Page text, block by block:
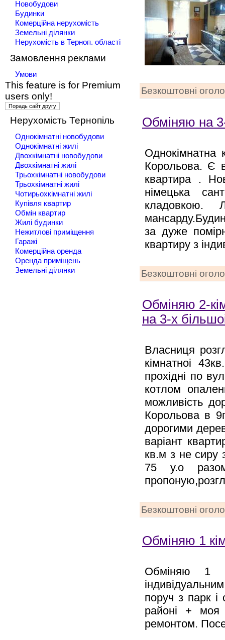
Новобудови
Будинки
Комерційна нерухомість
Земельні ділянки
Нерухомість в Терноп. області
Замовлення реклами
Умови
This feature is for Premium
users only!
Нерухомість Тернопіль
Однокімнатні новобудови
Однокімнатні жилі
Двохкімнатні новобудови
Двохкімнатні жилі
Трьохкімнатні новобудови
Трьохкімнатні жилі
Чотирьохкімнатні жилі
Купівля квартир
Обмін квартир
Жилі будинки
Нежитлові приміщення
Гаражі
Комерційна оренда
Оренда приміщень
Земельні ділянки
Безкоштовні
Обміняю на
Однокімнатна
Корольова. Є
квартира .
німецька
за дуже
квартиру з
Безкоштовні
Обміняю 2-
на 3-х
Власниця
кімнатноі
прохідні по
котлом
можливість
Корольова в
дорогими
варіант
кв.м з не сиру
75 у.о
Безкоштовні
Обміняю 1
Обміняю 1
поруч з парк
районі + моя
ремонтом.